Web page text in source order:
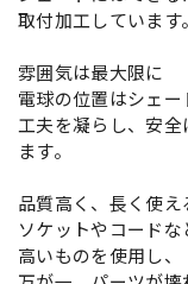
取付加工しています。
雰囲気は最大限に
電球の位置はシェー
工夫を凝らし、安
ます。
品質高く、長く使え
ソケットやコード
高いものを使用し、